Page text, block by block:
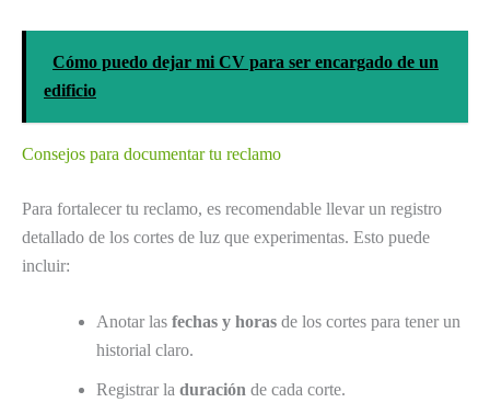
Cómo puedo dejar mi CV para ser encargado de un
edificio
Consejos para documentar tu reclamo
Para fortalecer tu reclamo, es recomendable llevar un registro
detallado de los cortes de luz que experimentas. Esto puede
incluir:
Anotar las fechas y horas de los cortes para tener un
historial claro.
Registrar la duración de cada corte.